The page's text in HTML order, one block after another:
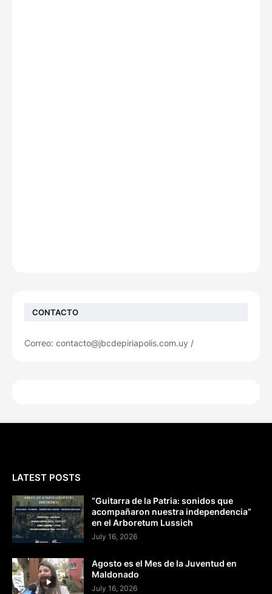
CONTACTO
Correo: contacto@jbcdepiriapolis.com.uy /
LATEST POSTS
“Guitarra de la Patria: sonidos que
acompañaron nuestra independencia”
en el Arboretum Lussich
July 16, 2026
Agosto es el Mes de la Juventud en
Maldonado
July 16, 2026